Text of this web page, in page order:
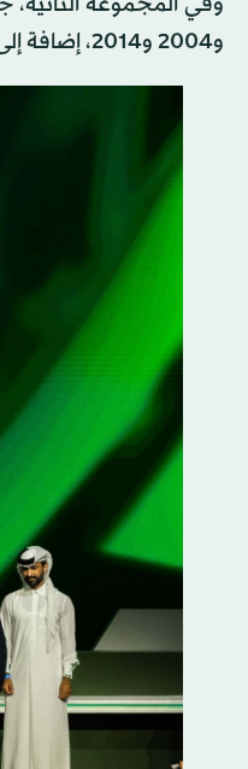
و2004 و2014، إضافة إلى البحرين حاملة لقب النسختين الأخيرتين 2019 و2024، واليمن.